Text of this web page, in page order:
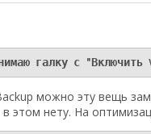
галку с "Включить
можно эту вещь
этом нету. На